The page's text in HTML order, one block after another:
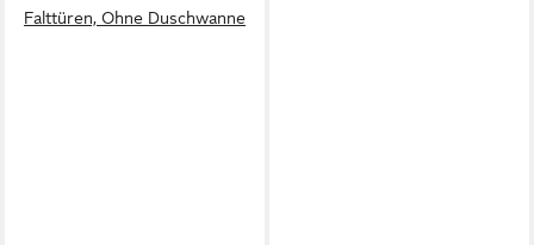
Falttüren, Ohne Duschwanne